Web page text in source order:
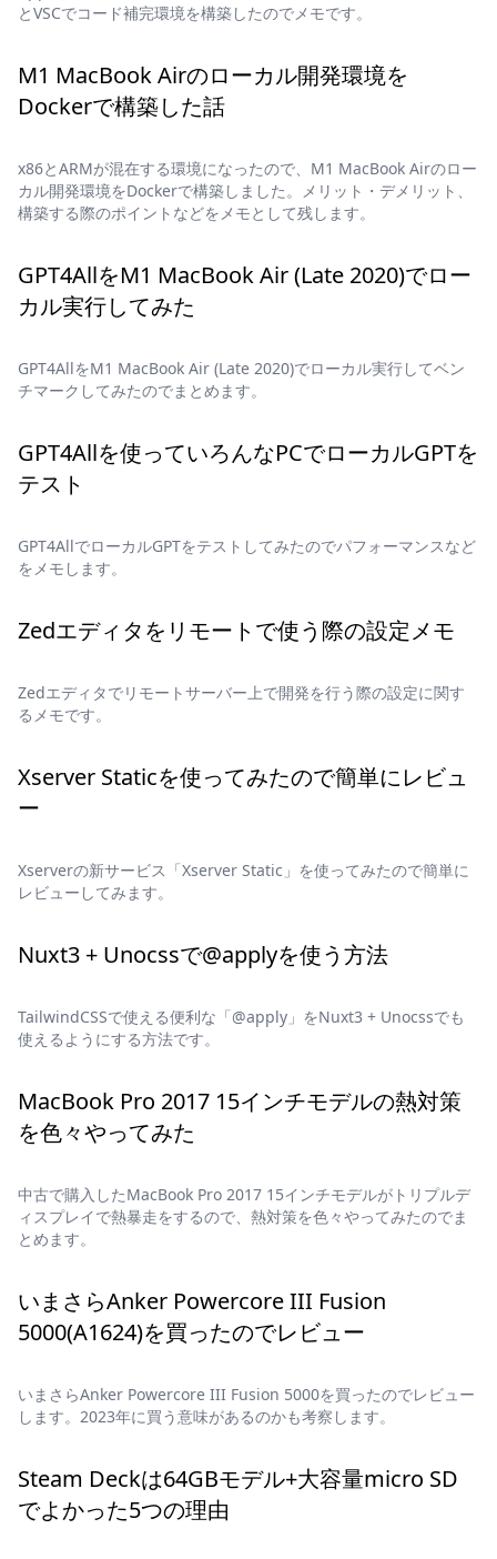
とVSCでコード補完環境を構築したのでメモです。
M1 MacBook Airのローカル開発環境を
Dockerで構築した話
x86とARMが混在する環境になったので、M1 MacBook Airのロー
カル開発環境をDockerで構築しました。メリット・デメリット、
構築する際のポイントなどをメモとして残します。
GPT4AllをM1 MacBook Air (Late 2020)でロー
カル実行してみた
GPT4AllをM1 MacBook Air (Late 2020)でローカル実行してベン
チマークしてみたのでまとめます。
GPT4Allを使っていろんなPCでローカルGPTを
テスト
GPT4AllでローカルGPTをテストしてみたのでパフォーマンスなど
をメモします。
Zedエディタをリモートで使う際の設定メモ
Zedエディタでリモートサーバー上で開発を行う際の設定に関す
るメモです。
Xserver Staticを使ってみたので簡単にレビュ
ー
Xserverの新サービス「Xserver Static」を使ってみたので簡単に
レビューしてみます。
Nuxt3 + Unocssで@applyを使う方法
TailwindCSSで使える便利な「@apply」をNuxt3 + Unocssでも
使えるようにする方法です。
MacBook Pro 2017 15インチモデルの熱対策
を色々やってみた
中古で購入したMacBook Pro 2017 15インチモデルがトリプルデ
ィスプレイで熱暴走をするので、熱対策を色々やってみたのでま
とめます。
いまさらAnker Powercore III Fusion
5000(A1624)を買ったのでレビュー
いまさらAnker Powercore III Fusion 5000を買ったのでレビュー
します。2023年に買う意味があるのかも考察します。
Steam Deckは64GBモデル+大容量micro SD
でよかった5つの理由